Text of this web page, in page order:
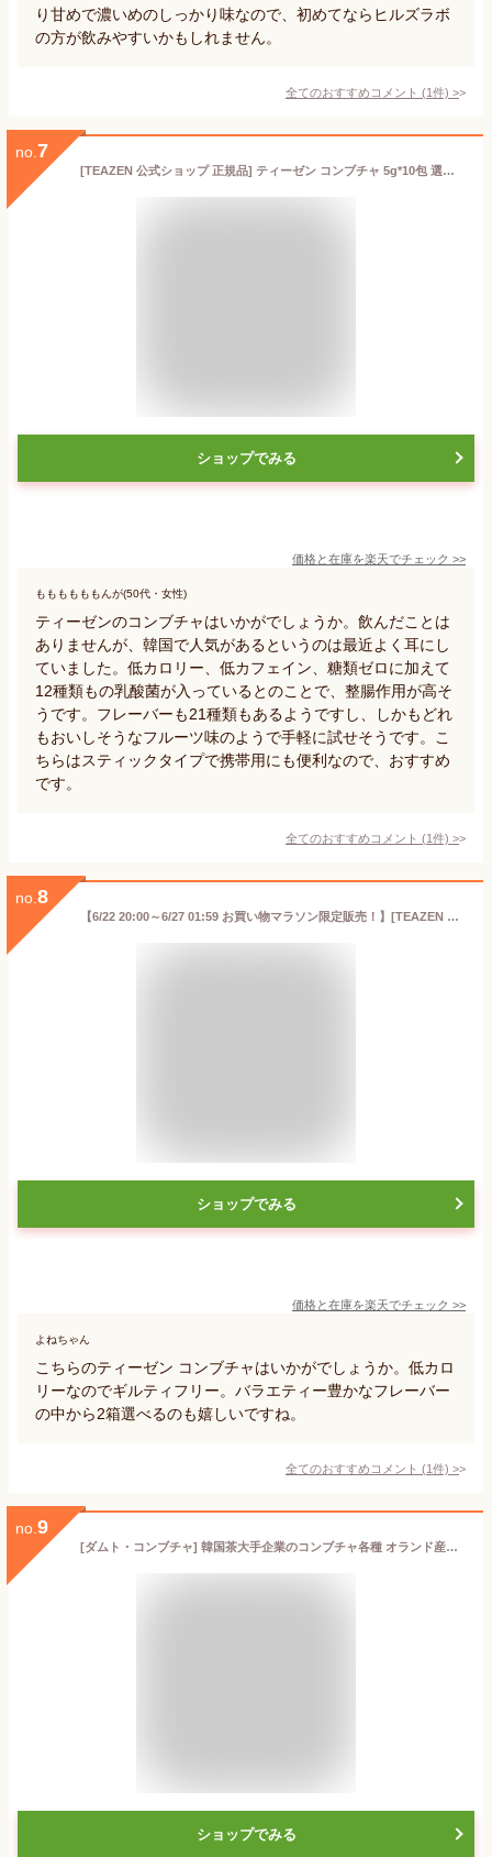
り甘めで濃いめのしっかり味なので、初めてならヒルズラボ
の方が飲みやすいかもしれません。
全てのおすすめコメント (1件) >
no. 7
[TEAZEN 公式ショップ 正規品] ティーゼン コンブチャ 5g*10包 選べる kombucha低カロリー 炭酸飲料 発酵飲料 お茶 粉末タイプ 韓国食品 韓国ドリンク 健康ドリンク 乳酸菌 インナーケア 送料無料
ショップでみる
価格と在庫を楽天でチェック >>
ももももももんが(50代・女性)
ティーゼンのコンブチャはいかがでしょうか。飲んだことは
ありませんが、韓国で人気があるというのは最近よく耳にし
ていました。低カロリー、低カフェイン、糖類ゼロに加えて
12種類もの乳酸菌が入っているとのことで、整腸作用が高そ
うです。フレーバーも21種類もあるようですし、しかもどれ
もおいしそうなフルーツ味のようで手軽に試せそうです。こ
ちらはスティックタイプで携帯用にも便利なので、おすすめ
です。
全てのおすすめコメント (1件) >
no. 8
【6/22 20:00～6/27 01:59 お買い物マラソン限定販売！】[TEAZEN 公式ショップ 正規品] ティーゼン コンブチャ 5g*30包 2箱セット 選べる kombucha低カロリー 炭酸飲料 発酵飲料 お茶 粉末タイプ 韓国食品 韓国ドリンク 健康ドリンク インナーケア 善玉菌
ショップでみる
価格と在庫を楽天でチェック >>
よねちゃん
こちらのティーゼン コンブチャはいかがでしょうか。低カロ
リーなのでギルティフリー。バラエティー豊かなフレーバー
の中から2箱選べるのも嬉しいですね。
全てのおすすめコメント (1件) >
no. 9
[ダムト・コンブチャ] 韓国茶大手企業のコンブチャ各種 オランド産原料 果汁粉末 19種乳酸菌 ビタミンC 爽やか ゼロシュガー (ポケモン_セブンベリー30T)
ショップでみる